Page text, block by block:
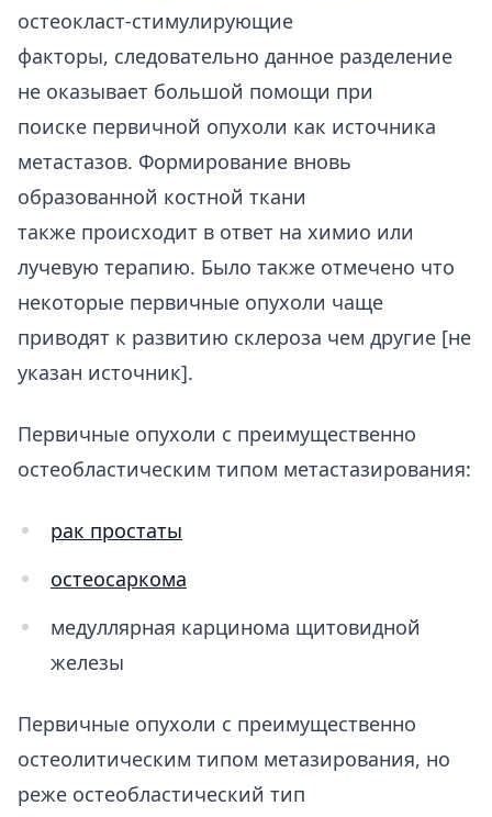
остеокласт-стимулирующие
факторы, следовательно данное разделение
не оказывает большой помощи при
поиске первичной опухоли как источника
метастазов. Формирование вновь
образованной костной ткани
также происходит в ответ на химио или
лучевую терапию. Было также отмечено что
некоторые первичные опухоли чаще
приводят к развитию склероза чем другие [не
указан источник].
Первичные опухоли с преимущественно
остеобластическим типом метастазирования:
рак простаты
остеосаркома
медуллярная карцинома щитовидной
железы
Первичные опухоли с преимущественно
остеолитическим типом метазирования, но
реже остеобластический тип